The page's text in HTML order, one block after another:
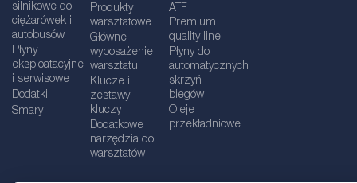
silnikowe do
ciężarówek i
autobusów
Płyny
eksploatacyjne
i serwisowe
Dodatki
Smary
Produkty
warsztatowe
Główne
wyposażenie
warsztatu
Klucze i
zestawy
kluczy
Dodatkowe
narzędzia do
warsztatów
ATF
Premium
quality line
Płyny do
automatycznych
skrzyń
biegów
Oleje
przekładniowe